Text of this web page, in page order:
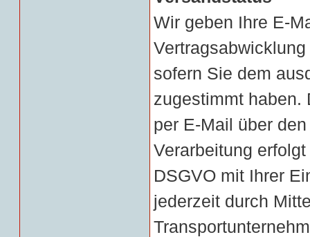
Wir geben Ihre E-
sofern Sie dem
zugestimmt haben.
per E-Mail über
Verarbeitung
DSGVO mit Ihrer
jederzeit durch